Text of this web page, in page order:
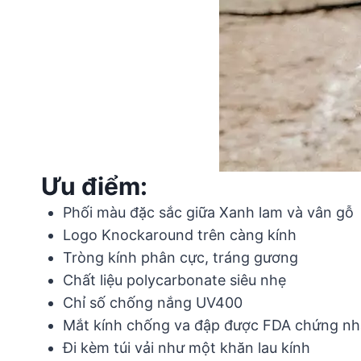
Ưu điểm:
Phối màu đặc sắc giữa Xanh lam và vân gỗ
Logo Knockaround trên càng kính
Tròng kính phân cực, tráng gương
Chất liệu polycarbonate siêu nhẹ
Chỉ số chống nắng UV400
Mắt kính chống va đập được FDA chứng
Đi kèm túi vải như một khăn lau kính